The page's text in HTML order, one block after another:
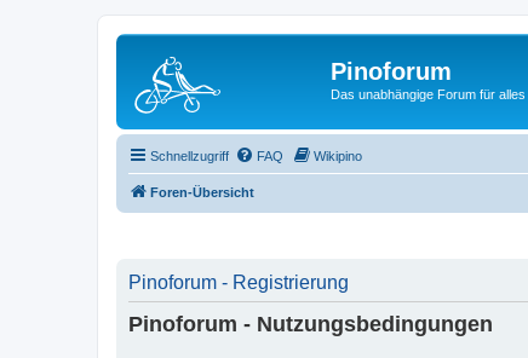
Pinoforum
Das unabhängige Forum für
Schnellzugriff FAQ Wikipino
Foren-Übersicht
Pinoforum - Registrierung
Pinoforum - Nutzungsbedingungen